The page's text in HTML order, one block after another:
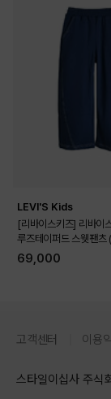
LEVI'S Kids
[리바이스키즈] 리바이
루즈테이퍼드 스웻팬츠
69,000
고객센터 이용
스타일이십사 주식